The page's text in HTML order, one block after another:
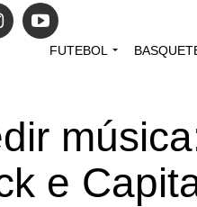
FUTEBOL
e